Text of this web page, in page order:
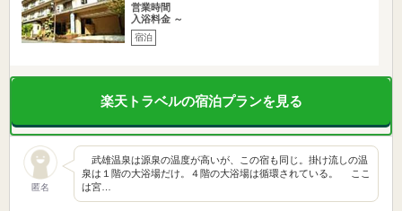
営業時間
入浴料金 ～
宿泊
楽天トラベルの宿泊プランを見る
匿名
武雄温泉は源泉の温度が高いが、この宿も同じ。掛け流しの温
泉は１階の大浴場だけ。４階の大浴場は循環されている。 ここ
は宮…